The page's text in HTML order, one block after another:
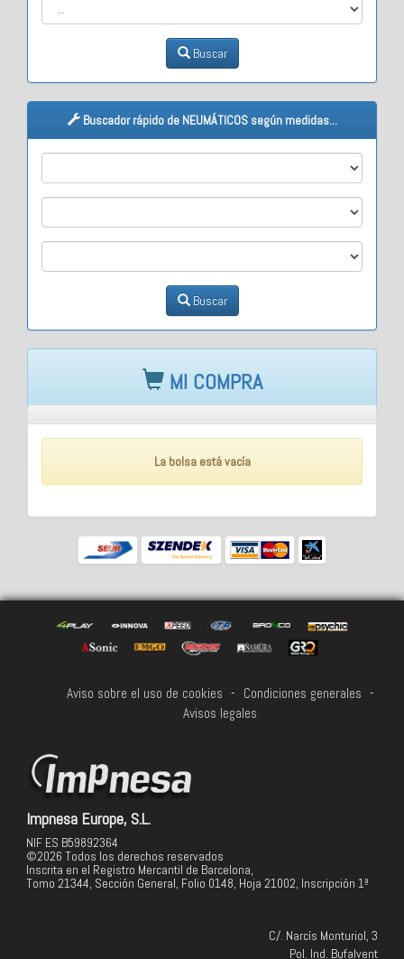
Buscar
Buscador rápido de NEUMÁTICOS según medidas...
Buscar
MI COMPRA
La bolsa está vacía
Aviso sobre el uso de cookies - Condiciones generales -
Avisos legales
Impnesa Europe, S.L.
NIF ES B59892364
©2026 Todos los derechos reservados
Inscrita en el Registro Mercantil de Barcelona,
Tomo 21344, Sección General, Folio 0148, Hoja 21002, Inscripción 1ª
C/. Narcís Monturiol, 3
Pol. Ind. Bufalvent